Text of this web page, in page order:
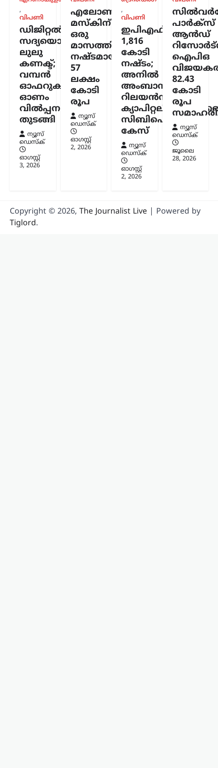
ഉൽപ്പാദനത്തിനായി വ്യാപകമായി
ഉപയോഗിക്കുന്നത് രാജ്യത്തിന്റെ
ഭക്ഷ്യസുരക്ഷയെ ബാധിക്കുമെന്നാണ്
പാർട്ടി മുന്നറിയിപ്പ് നൽകിയത്.…
,
വിപണി
ഡിജിറ്റൽ
സദ്യയൊരുക്കി
ലുലു
കണക്ട്;
വമ്പൻ
ഓഫറുകളുമായി
ഓണം
വിൽപ്പന
തുടങ്ങി
ന്യൂസ്
ഡെസ്ക്
ഓഗസ്റ്റ്‌
3, 2026
എലോൺ
മസ്കിന്
ഒരു
മാസത്തിനുള്ളിൽ
നഷ്ടമായത്
57
ലക്ഷം
കോടി
രൂപ
ന്യൂസ്
ഡെസ്ക്
ഓഗസ്റ്റ്‌
2, 2026
,
വിപണി
ഇപിഎഫ്ഒയ്ക്ക്
1,816
കോടി
നഷ്ടം;
അനിൽ
അംബാനിക്കും
റിലയൻസ്
സിബിഐ
കേസ്
ന്യൂസ്
ഡെസ്ക്
ഓഗസ്റ്റ്‌
2, 2026
പാർക്സ്
ആൻഡ്
ഐപിഒ
82.43
കോടി
രൂപ
ന്യൂസ്
ഡെസ്ക്
ജൂലൈ
28, 2026
Copyright © 2026, The Journalist Live | Powered by
Tiglord.